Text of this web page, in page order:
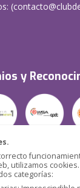
utilizamos
categorías:
(
y
Seguridad